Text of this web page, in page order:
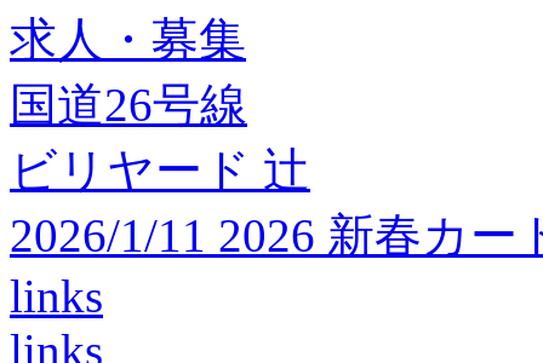
求人・募集
国道26号線
ビリヤード 辻
2026/1/11 2026 新春カ
links
links